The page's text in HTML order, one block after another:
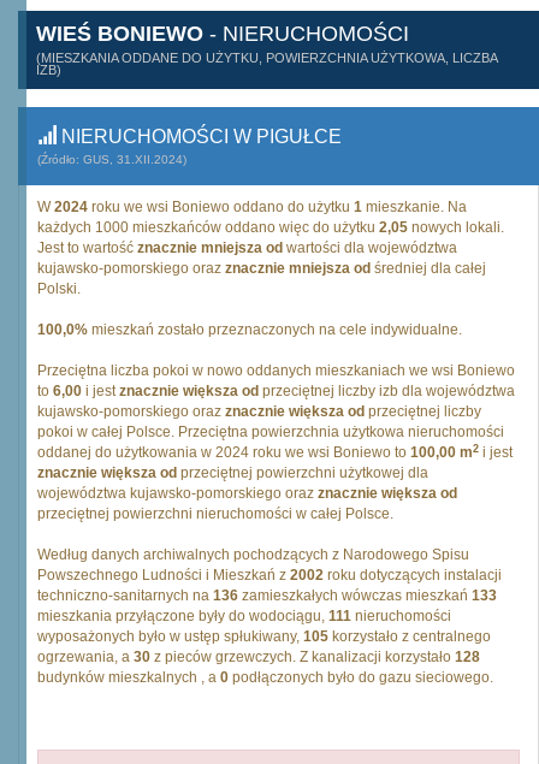
WIEŚ BONIEWO - NIERUCHOMOŚCI
(MIESZKANIA ODDANE DO UŻYTKU, POWIERZCHNIA UŻYTKOWA, LICZBA
IZB)
NIERUCHOMOŚCI W PIGUŁCE
(Źródło: GUS, 31.XII.2024)
W2024 roku we wsi Boniewo oddano do użytku 1 mieszkanie. Na
każdych 1000 mieszkańców oddano więc do użytku 2,05 nowych lokali.
Jest to wartość znacznie mniejsza od wartości dla województwa
kujawsko-pomorskiego oraz znacznie mniejsza od średniej dla całej
Polski.
100,0% mieszkań zostało przeznaczonych na cele indywidualne.
Przeciętna liczba pokoi w nowo oddanych mieszkaniach we wsi Boniewo
to 6,00 i jestznacznie większa od przeciętnej liczby izb dla województwa
kujawsko-pomorskiego oraz znacznie większa od przeciętnej liczby
pokoi w całej Polsce. Przeciętna powierzchnia użytkowa nieruchomości
oddanej do użytkowania w 2024 roku we wsi Boniewo to 100,00 m2 i jest
znacznie większa od przeciętnej powierzchni użytkowej dla
województwa kujawsko-pomorskiego oraz znacznie większa od
przeciętnej powierzchni nieruchomości w całej Polsce.
Według danych archiwalnych pochodzących z Narodowego Spisu
Powszechnego Ludności i Mieszkań z 2002 roku dotyczących instalacji
techniczno-sanitarnych na 136 zamieszkałych wówczas mieszkań 133
mieszkania przyłączone były do wodociągu, 111 nieruchomości
wyposażonych było w ustęp spłukiwany, 105 korzystało z centralnego
ogrzewania, a 30 z pieców grzewczych. Z kanalizacji korzystało 128
budynków mieszkalnych , a 0 podłączonych było do gazu sieciowego.